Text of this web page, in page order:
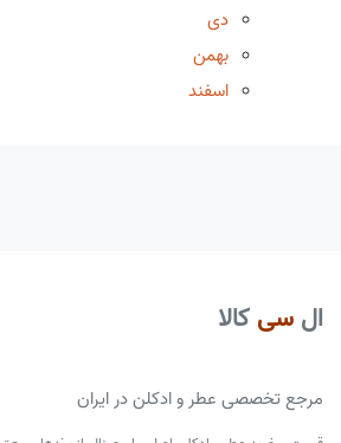
دی
بهمن
اسفند
ال سی کالا
مرجع تخصصی عطر و ادکلن در ایران